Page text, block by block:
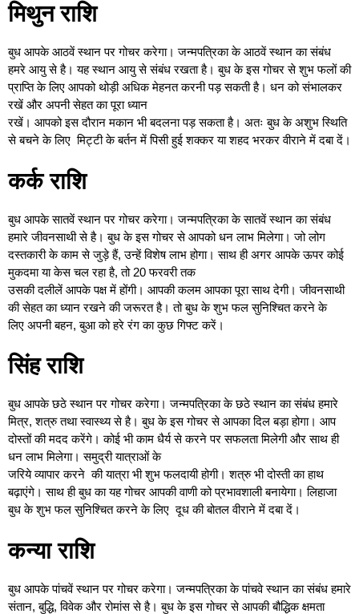
मिथुन राशि
बुध आपके आठवें स्थान पर गोचर करेगा। जन्मपत्रिका के आठवें स्थान का संबंध
हमरे आयु से है। यह स्थान आयु से संबंध रखता है। बुध के इस गोचर से शुभ फलों की
प्राप्ति के लिए आपको थोड़ी अधिक मेहनत करनी पड़ सकती है। धन को संभालकर
रखें और अपनी सेहत का पूरा ध्यान
रखें। आपको इस दौरान मकान भी बदलना पड़ सकता है। अतः बुध के अशुभ स्थिति
से बचने के लिए मिट्टी के बर्तन में पिसी हुई शक्कर या शहद भरकर वीराने में दबा दें।
कर्क राशि
बुध आपके सातवें स्थान पर गोचर करेगा। जन्मपत्रिका के सातवें स्थान का संबंध
हमारे जीवनसाथी से है। बुध के इस गोचर से आपको धन लाभ मिलेगा। जो लोग
दस्तकारी के काम से जुड़े हैं, उन्हें विशेष लाभ होगा। साथ ही अगर आपके ऊपर कोई
मुकदमा या केस चल रहा है, तो 20 फरवरी तक
उसकी दलीलें आपके पक्ष में होंगी। आपकी कलम आपका पूरा साथ देगी। जीवनसाथी
की सेहत का ध्यान रखने की जरूरत है। तो बुध के शुभ फल सुनिश्चित करने के
लिए अपनी बहन, बुआ को हरे रंग का कुछ गिफ्ट करें।
सिंह राशि
बुध आपके छठे स्थान पर गोचर करेगा। जन्मपत्रिका के छठे स्थान का संबंध हमारे
मित्र, शत्रु तथा स्वास्थ्य से है। बुध के इस गोचर से आपका दिल बड़ा होगा। आप
दोस्तों की मदद करेंगे। कोई भी काम धैर्य से करने पर सफलता मिलेगी और साथ ही
धन लाभ मिलेगा। समुद्री यात्राओं के
जरिये व्यापार करने की यात्रा भी शुभ फलदायी होगी। शत्रु भी दोस्ती का हाथ
बढ़ाएंगे। साथ ही बुध का यह गोचर आपकी वाणी को प्रभावशाली बनायेगा। लिहाजा
बुध के शुभ फल सुनिश्चित करने के लिए दूध की बोतल वीराने में दबा दें।
कन्या राशि
बुध आपके पांचवें स्थान पर गोचर करेगा। जन्मपत्रिका के पांचवे स्थान का संबंध हमारे
संतान, बुद्धि, विवेक और रोमांस से है। बुध के इस गोचर से आपकी बौद्धिक क्षमता